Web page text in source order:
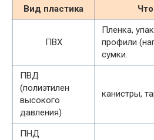
Вид пластика
ПВХ
Пленка,
профили
сумки.
ПВД
(полиэтилен
высокого
давления)
канистры,
ПНД